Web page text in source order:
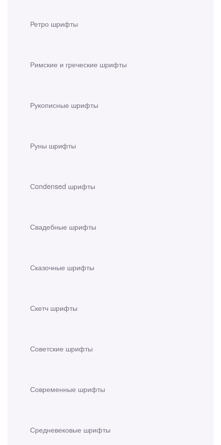
Ретро шрифты
Римские и греческие шрифты
Рукописные шрифты
Руны шрифты
Сondensed шрифты
Свадебные шрифты
Сказочные шрифты
Скетч шрифты
Советские шрифты
Современные шрифты
Средневековые шрифты